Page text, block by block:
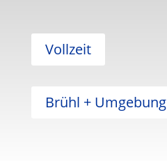
Vollzeit
Brühl + Umgebung